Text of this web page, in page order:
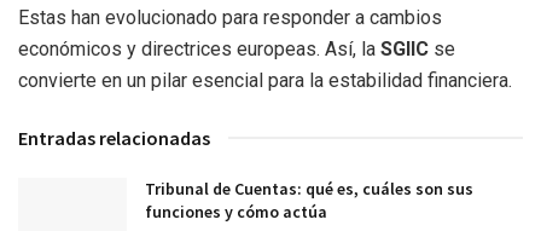
Estas han evolucionado para responder a cambios
económicos y directrices europeas. Así, la SGIIC se
convierte en un pilar esencial para la estabilidad financiera.
Entradas relacionadas
Tribunal de Cuentas: qué es, cuáles son sus
funciones y cómo actúa